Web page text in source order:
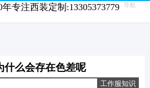
专注西装定制:13305373779 导航
什么会存在色差呢
工作服知识